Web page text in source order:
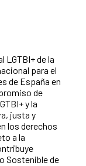
LGTBI+ de la
para el
de España en
de
y la
justa y
los derechos
a la
Sostenible de